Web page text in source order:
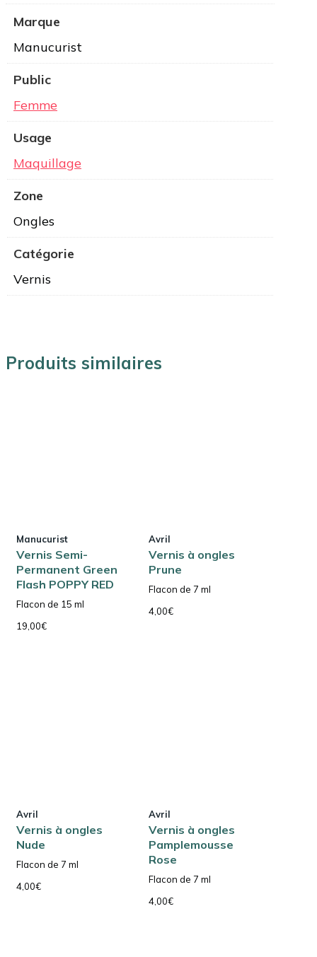
Marque
Manucurist
Public
Femme
Usage
Maquillage
Zone
Ongles
Catégorie
Vernis
Produits similaires
Manucurist
Vernis Semi-
Permanent Green
Flash POPPY RED
Flacon de 15 ml
19,00€
Avril
Vernis à ongles
Prune
Flacon de 7 ml
4,00€
Avril
Vernis à ongles
Nude
Flacon de 7 ml
4,00€
Avril
Vernis à ongles
Pamplemousse
Rose
Flacon de 7 ml
4,00€